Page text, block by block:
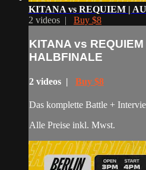
KITANA vs REQUIEM |
2 videos | Buy $8
KITANA vs
HALBFINALE
2 videos | Buy $8
Das komplette Battle +
Alle Preise inkl. Mwst.